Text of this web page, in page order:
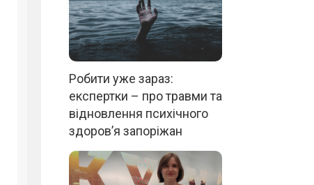
Робити уже зараз:
експертки – про травми та
відновлення психічного
здоров’я запоріжан